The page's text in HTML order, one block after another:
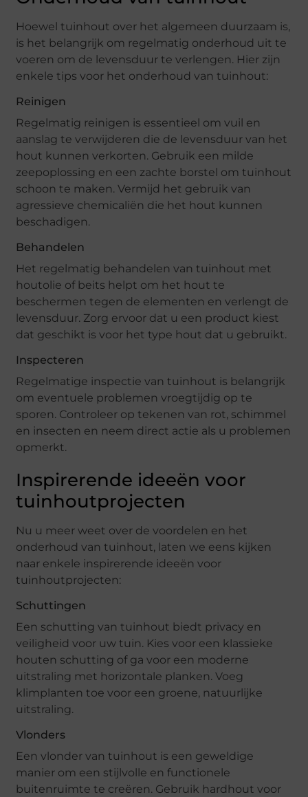
Hoewel tuinhout over het algemeen duurzaam is,
is het belangrijk om regelmatig onderhoud uit te
voeren om de levensduur te verlengen. Hier zijn
enkele tips voor het onderhoud van tuinhout:
Reinigen
Regelmatig reinigen is essentieel om vuil en
aanslag te verwijderen die de levensduur van het
hout kunnen verkorten. Gebruik een milde
zeepoplossing en een zachte borstel om tuinhout
schoon te maken. Vermijd het gebruik van
agressieve chemicaliën die het hout kunnen
beschadigen.
Behandelen
Het regelmatig behandelen van tuinhout met
houtolie of beits helpt om het hout te
beschermen tegen de elementen en verlengt de
levensduur. Zorg ervoor dat u een product kiest
dat geschikt is voor het type hout dat u gebruikt.
Inspecteren
Regelmatige inspectie van tuinhout is belangrijk
om eventuele problemen vroegtijdig op te
sporen. Controleer op tekenen van rot, schimmel
en insecten en neem direct actie als u problemen
opmerkt.
Inspirerende ideeën voor
tuinhoutprojecten
Nu u meer weet over de voordelen en het
onderhoud van tuinhout, laten we eens kijken
naar enkele inspirerende ideeën voor
tuinhoutprojecten:
Schuttingen
Een schutting van tuinhout biedt privacy en
veiligheid voor uw tuin. Kies voor een klassieke
houten schutting of ga voor een moderne
uitstraling met horizontale planken. Voeg
klimplanten toe voor een groene, natuurlijke
uitstraling.
Vlonders
Een vlonder van tuinhout is een geweldige
manier om een stijlvolle en functionele
buitenruimte te creëren. Gebruik hardhout voor